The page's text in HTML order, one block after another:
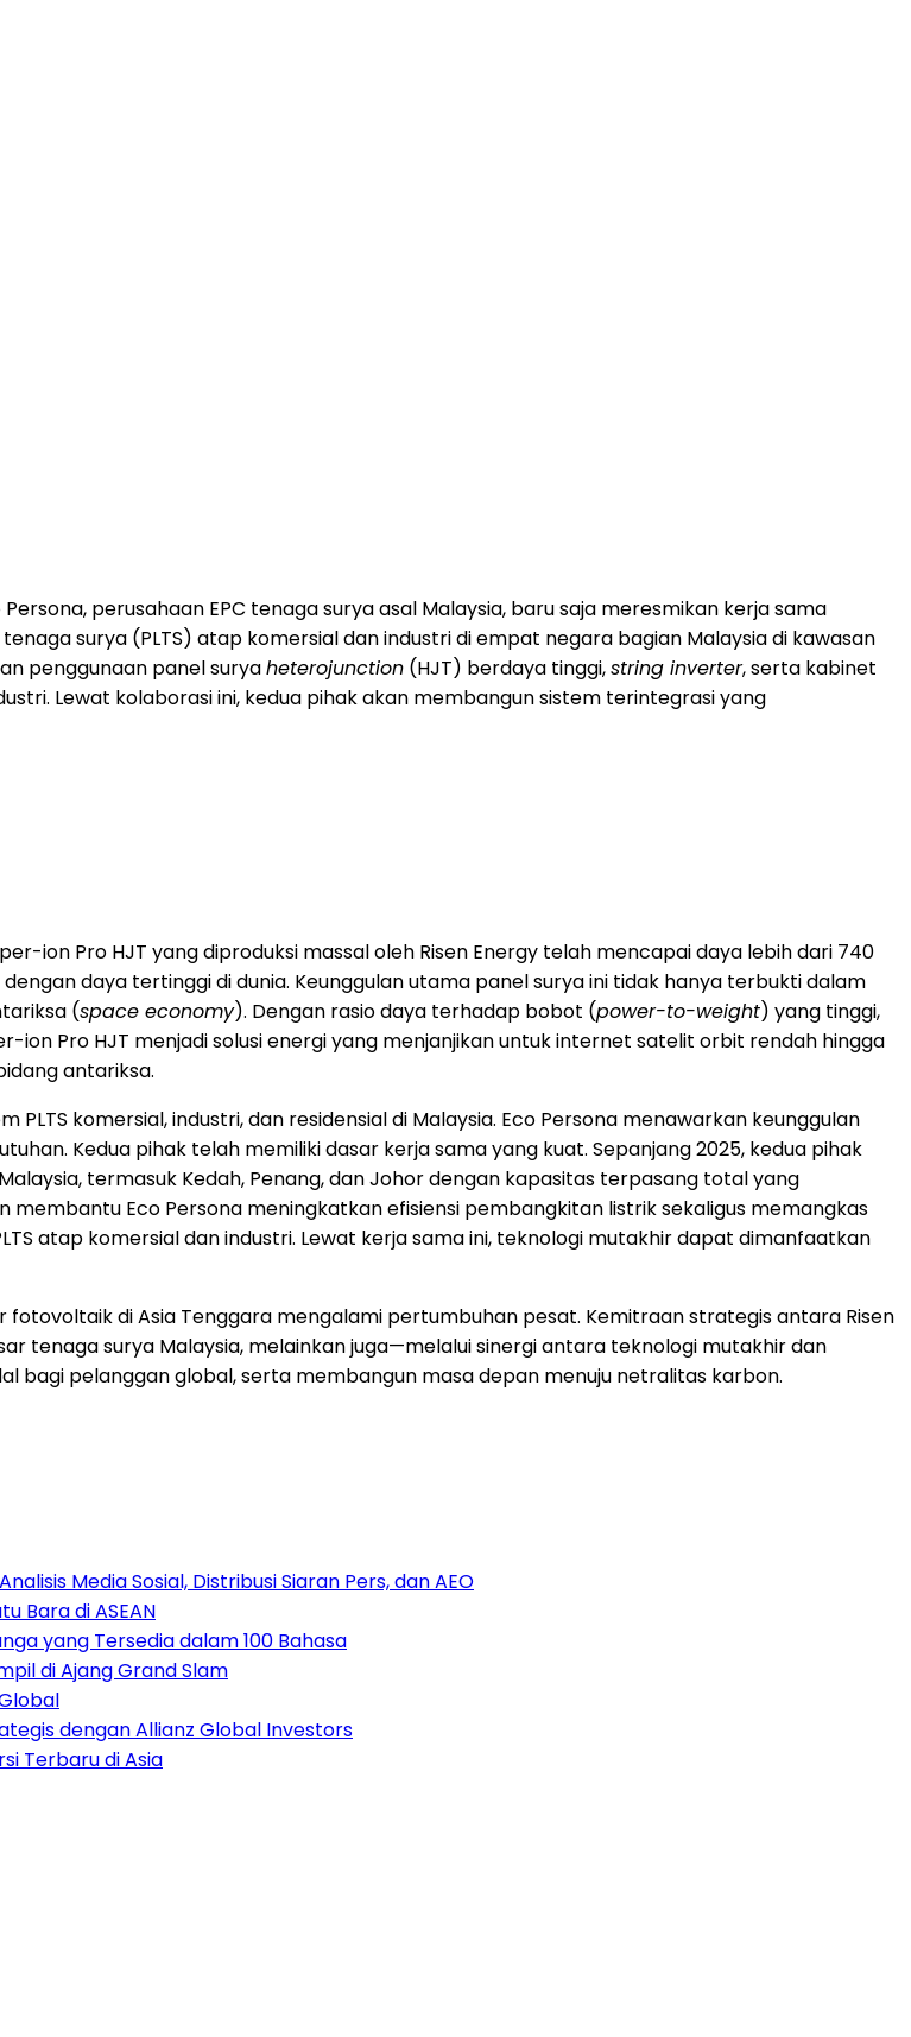
perusahaan EPC tenaga surya asal Malaysia, baru saja meresmikan kerja sama
surya (PLTS) atap komersial dan industri di empat negara bagian Malaysia di kawasan
penggunaan panel suryaheterojunction (HJT) berdaya tinggi,string inverter, serta kabinet
Lewat kolaborasi ini, kedua pihak akan membangun sistem terintegrasi yang
ion Pro HJT yang diproduksi massal oleh Risen Energy telah mencapai daya lebih dari 740
daya tertinggi di dunia. Keunggulan utama panel surya ini tidak hanya terbukti dalam
(space economy). Dengan rasio daya terhadap bobot (power-to-weight) yang tinggi,
ion Pro HJT menjadi solusi energi yang menjanjikan untuk internet satelit orbit rendah hingga
antariksa.
PLTS komersial, industri, dan residensial di Malaysia. Eco Persona menawarkan keunggulan
Kedua pihak telah memiliki dasar kerja sama yang kuat. Sepanjang 2025, kedua pihak
termasuk Kedah, Penang, dan Johor dengan kapasitas terpasang total yang
membantu Eco Persona meningkatkan efisiensi pembangkitan listrik sekaligus memangkas
atap komersial dan industri. Lewat kerja sama ini, teknologi mutakhir dapat dimanfaatkan
di Asia Tenggara mengalami pertumbuhan pesat. Kemitraan strategis antara Risen
tenaga surya Malaysia, melainkan juga—melalui sinergi antara teknologi mutakhir dan
bagi pelanggan global, serta membangun masa depan menuju netralitas karbon.
Media Sosial, Distribusi Siaran Pers, dan AEO
Bara di ASEAN
yang Tersedia dalam 100 Bahasa
di Ajang Grand Slam
dengan Allianz Global Investors
Terbaru di Asia